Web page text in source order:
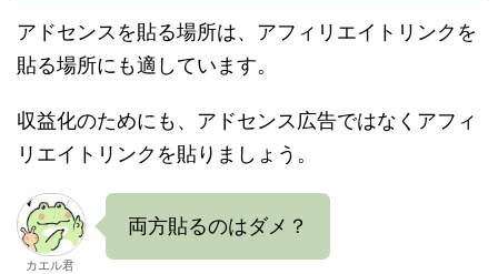
アドセンスを貼る場所は、アフィリエイトリンクを
貼る場所にも適しています。
収益化のためにも、アドセンス広告ではなくアフィ
リエイトリンクを貼りましょう。
カエル君
両方貼るのはダメ？